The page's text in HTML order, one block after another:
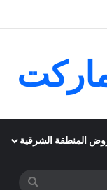
المنطقة الشرقية